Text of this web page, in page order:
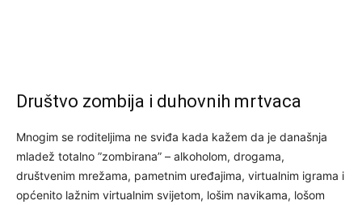
Društvo zombija i duhovnih mrtvaca
Mnogim se roditeljima ne sviđa kada kažem da je današnja
mladež totalno ”zombirana” – alkoholom, drogama,
društvenim mrežama, pametnim uređajima, virtualnim igrama i
općenito lažnim virtualnim svijetom, lošim navikama, lošom